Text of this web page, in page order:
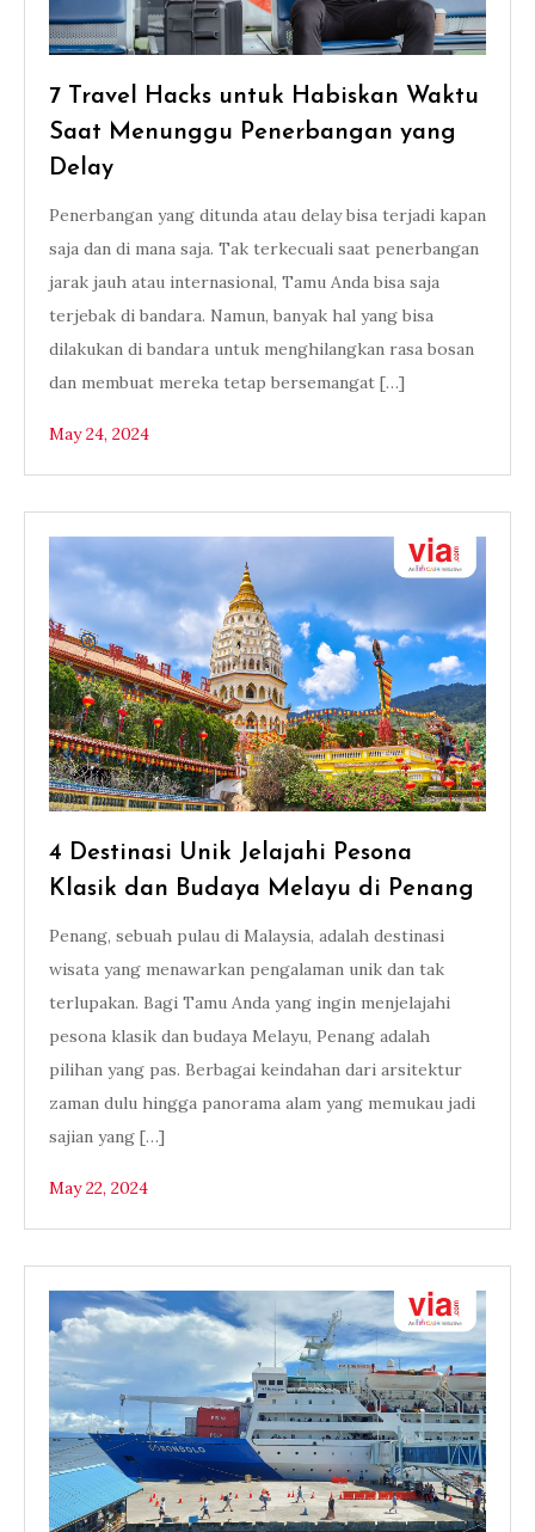
7 Travel Hacks untuk Habiskan Waktu
Saat Menunggu Penerbangan yang
Delay
Penerbangan yang ditunda atau delay bisa terjadi kapan
saja dan di mana saja. Tak terkecuali saat penerbangan
jarak jauh atau internasional, Tamu Anda bisa saja
terjebak di bandara. Namun, banyak hal yang bisa
dilakukan di bandara untuk menghilangkan rasa bosan
dan membuat mereka tetap bersemangat […]
May 24, 2024
4 Destinasi Unik Jelajahi Pesona
Klasik dan Budaya Melayu di Penang
Penang, sebuah pulau di Malaysia, adalah destinasi
wisata yang menawarkan pengalaman unik dan tak
terlupakan. Bagi Tamu Anda yang ingin menjelajahi
pesona klasik dan budaya Melayu, Penang adalah
pilihan yang pas. Berbagai keindahan dari arsitektur
zaman dulu hingga panorama alam yang memukau jadi
sajian yang […]
May 22, 2024